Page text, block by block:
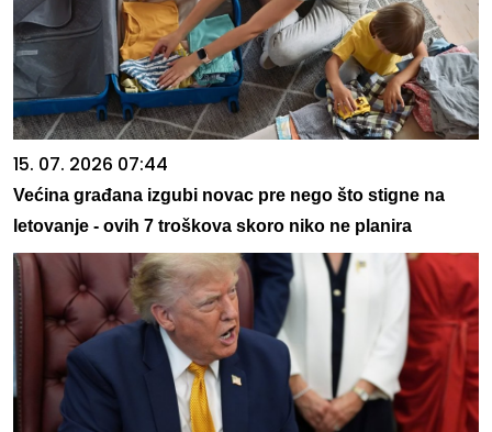
15. 07. 2026 07:44
Većina građana izgubi novac pre nego što stigne na
letovanje - ovih 7 troškova skoro niko ne planira